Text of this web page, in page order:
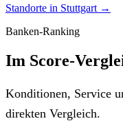
Standorte in Stuttgart →
Banken-Ranking
Im Score-
Konditionen, Service
direkten Vergleich.